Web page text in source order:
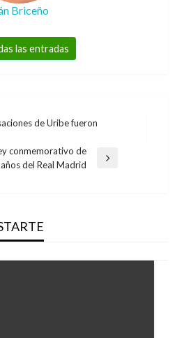
Briceño
las entradas
de Uribe fueron
conmemorativo de
del Real Madrid